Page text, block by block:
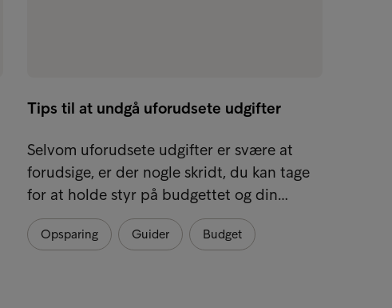
Tips til at undgå uforudsete udgifter
Selvom uforudsete udgifter er svære at
forudsige, er der nogle skridt, du kan tage
for at holde styr på budgettet og din…
Opsparing Guider Budget